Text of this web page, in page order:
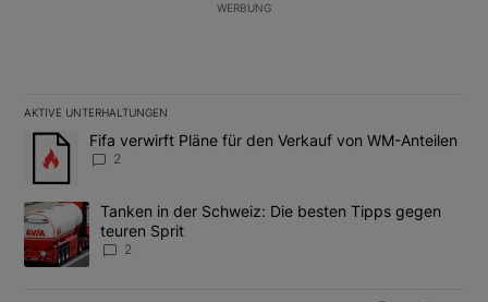
WERBUNG
AKTIVE UNTERHALTUNGEN
Das Folgende ist eine Liste der am meisten kommentierten
Ein Trendartikel mit dem Titel "Fifa verwirft Pläne für den
Fifa verwirft Pläne für den Verkauf von WM-Anteilen
2
Ein Trendartikel mit dem Titel "Tanken in der Schweiz: Die
Tanken in der Schweiz: Die besten Tipps gegen
teuren Sprit
2